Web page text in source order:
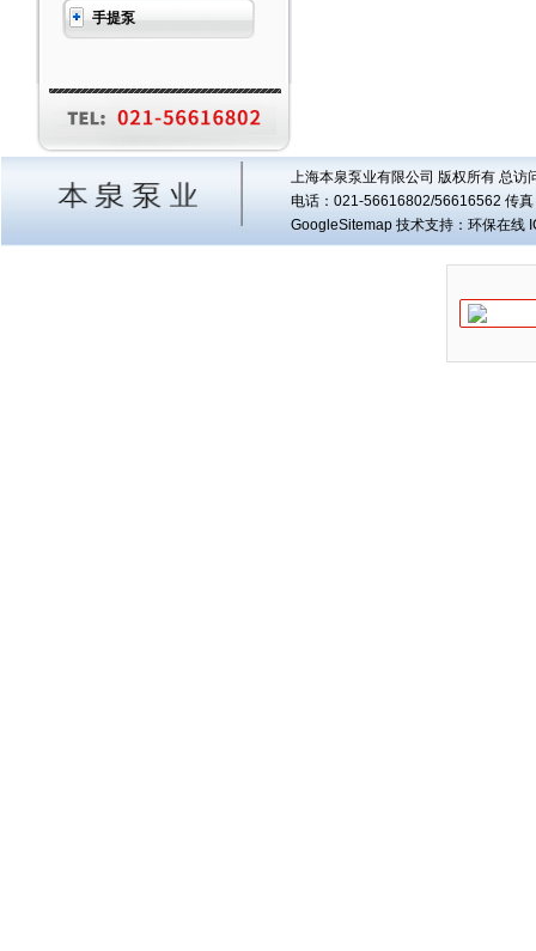
手提泵
上海本泉泵业有限公司 版权所有 总访
电话：021-56616802/56616562 传
GoogleSitemap技术支持：环保在线